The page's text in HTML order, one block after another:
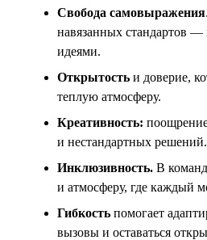
Свобода самовыражения
навязанных стандартов —
идеями.
Открытость и доверие,
теплую атмосферу.
Креативность:
и нестандартных решений.
Инклюзивность. В
и атмосферу, где каждый
Гибкость помогает
вызовы и оставаться